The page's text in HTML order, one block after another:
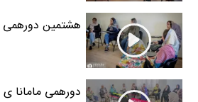
هشتمین دورهمی
دورهمی مامانا